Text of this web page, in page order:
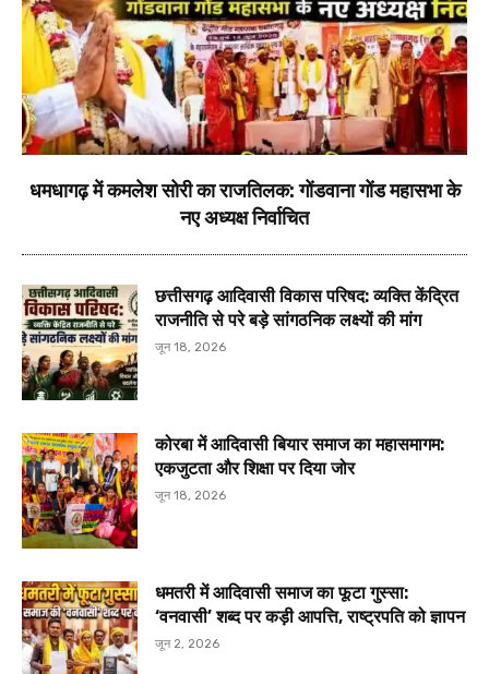
धमधागढ़ में कमलेश सोरी का राजतिलक: गोंडवाना गोंड महासभा के
नए अध्यक्ष निर्वाचित
छत्तीसगढ़ आदिवासी विकास परिषद: व्यक्ति केंद्रित
राजनीति से परे बड़े सांगठनिक लक्ष्यों की मांग
जून 18, 2026
कोरबा में आदिवासी बियार समाज का महासमागम:
एकजुटता और शिक्षा पर दिया जोर
जून 18, 2026
धमतरी में आदिवासी समाज का फूटा गुस्सा:
‘वनवासी’ शब्द पर कड़ी आपत्ति, राष्ट्रपति को ज्ञापन
जून 2, 2026